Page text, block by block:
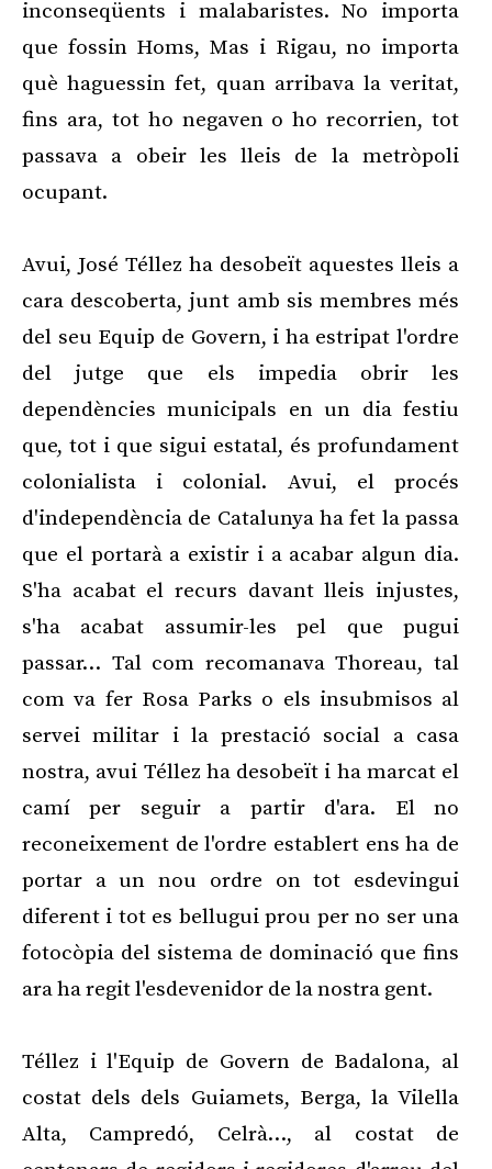
inconseqüents i malabaristes. No importa
que fossin Homs, Mas i Rigau, no importa
què haguessin fet, quan arribava la veritat,
fins ara, tot ho negaven o ho recorrien, tot
passava a obeir les lleis de la metròpoli
ocupant.
Avui, José Téllez ha desobeït aquestes lleis a
cara descoberta, junt amb sis membres més
del seu Equip de Govern, i ha estripat l'ordre
del jutge que els impedia obrir les
dependències municipals en un dia festiu
que, tot i que sigui estatal, és profundament
colonialista i colonial. Avui, el procés
d'independència de Catalunya ha fet la passa
que el portarà a existir i a acabar algun dia.
S'ha acabat el recurs davant lleis injustes,
s'ha acabat assumir-les pel que pugui
passar… Tal com recomanava Thoreau, tal
com va fer Rosa Parks o els insubmisos al
servei militar i la prestació social a casa
nostra, avui Téllez ha desobeït i ha marcat el
camí per seguir a partir d'ara. El no
reconeixement de l'ordre establert ens ha de
portar a un nou ordre on tot esdevingui
diferent i tot es bellugui prou per no ser una
fotocòpia del sistema de dominació que fins
ara ha regit l'esdevenidor de la nostra gent.
Téllez i l'Equip de Govern de Badalona, al
costat dels dels Guiamets, Berga, la Vilella
Alta, Campredó, Celrà…, al costat de